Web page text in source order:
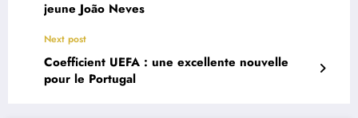
jeune João Neves
Next post
Coefficient UEFA : une excellente nouvelle
pour le Portugal